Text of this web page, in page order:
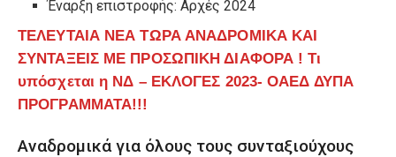
Έναρξη επιστροφής: Αρχές 2024
ΤΕΛΕΥΤΑΙΑ ΝΕΑ ΤΩΡΑ ΑΝΑΔΡΟΜΙΚΑ ΚΑΙ
ΣΥΝΤΑΞΕΙΣ ΜΕ ΠΡΟΣΩΠΙΚΗ ΔΙΑΦΟΡΑ ! Τι
υπόσχεται η ΝΔ – ΕΚΛΟΓΕΣ 2023- ΟΑΕΔ ΔΥΠΑ
ΠΡΟΓΡΑΜΜΑΤΑ!!!
Αναδρομικά για όλους τους συνταξιούχους